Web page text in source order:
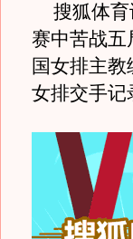
搜狐体育
赛中苦战五
国女排主教
女排交手记